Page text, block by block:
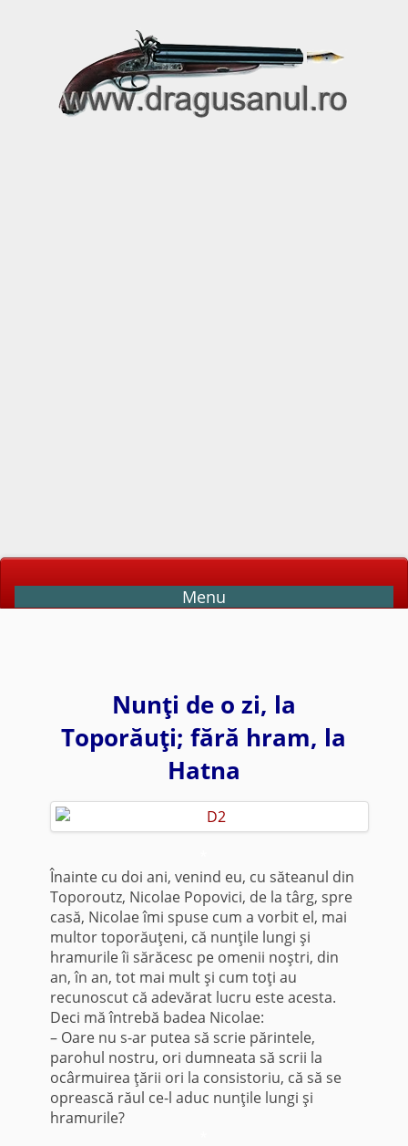
Menu
Nunţi de o zi, la
Toporăuţi; fără hram, la
Hatna
Înainte cu doi ani, venind eu, cu săteanul din
Toporoutz, Nicolae Popovici, de la târg, spre
casă, Nicolae îmi spuse cum a vorbit el, mai
multor toporăuţeni, că nunţile lungi şi
hramurile îi sărăcesc pe omenii no­ştri, din
an, în an, tot mai mult şi cum toţi au
recunoscut că adevărat lucru este acesta.
Deci mă întrebă badea Nicolae:
– Oare nu s-ar putea să scrie părintele,
parohul nostru, ori dumneata să scrii la
ocârmuirea ţării ori la consistoriu, că să se
oprească răul ce-l aduc nunţile lungi şi
hramurile?